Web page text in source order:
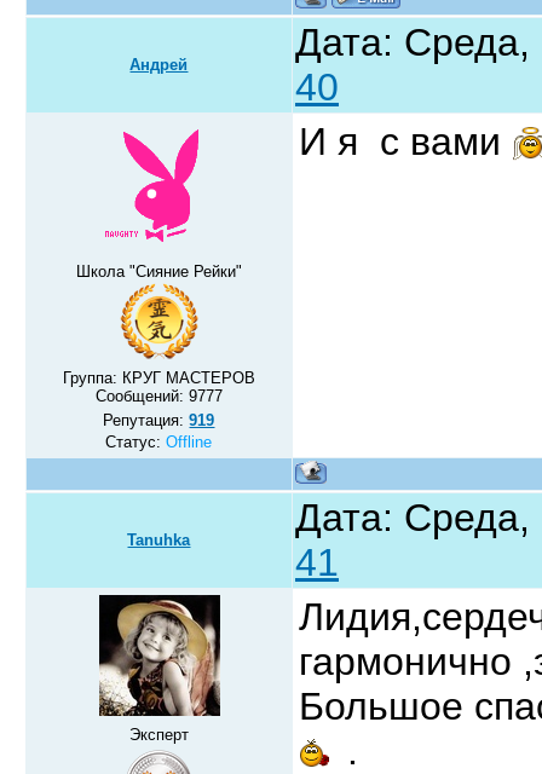
Андрей
Дата:
40
Школа "Сияние Рейки"
Группа: КРУГ МАСТЕРОВ
Сообщений: 9777
Репутация:919
Статус:Offline
И я с вами
Tanuhka
Дата:
41
Эксперт
гармонично
Большое
.